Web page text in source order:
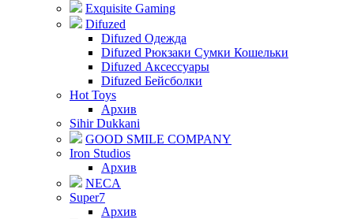
Exquisite Gaming
Difuzed
Difuzed Одежда
Difuzed Рюкзаки Сумки Кошельки
Difuzed Аксессуары
Difuzed Бейсболки
Hot Toys
Архив
Sihir Dukkani
GOOD SMILE COMPANY
Iron Studios
Архив
NECA
Super7
Архив